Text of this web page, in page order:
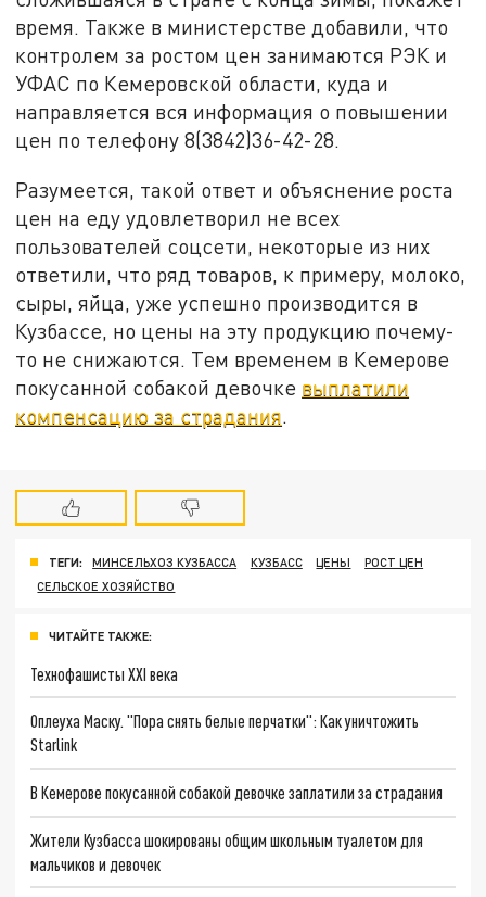
время. Также в министерстве добавили, что
контролем за ростом цен занимаются РЭК и
УФАС по Кемеровской области, куда и
направляется вся информация о повышении
цен по телефону 8(3842)36-42-28.
Разумеется, такой ответ и объяснение роста
цен на еду удовлетворил не всех
пользователей соцсети, некоторые из них
ответили, что ряд товаров, к примеру, молоко,
сыры, яйца, уже успешно производится в
Кузбассе, но цены на эту продукцию почему-
то не снижаются. Тем временем в Кемерове
покусанной собакой девочке выплатили
компенсацию за страдания.
ТЕГИ: МИНСЕЛЬХОЗ КУЗБАССА КУЗБАСС ЦЕНЫ
РОСТ ЦЕН
СЕЛЬСКОЕ ХОЗЯЙСТВО
ЧИТАЙТЕ ТАКЖЕ:
Технофашисты XXI века
Оплеуха Маску. "Пора снять белые перчатки": Как уничтожить
Starlink
В Кемерове покусанной собакой девочке заплатили за страдания
Жители Кузбасса шокированы общим школьным туалетом для
мальчиков и девочек